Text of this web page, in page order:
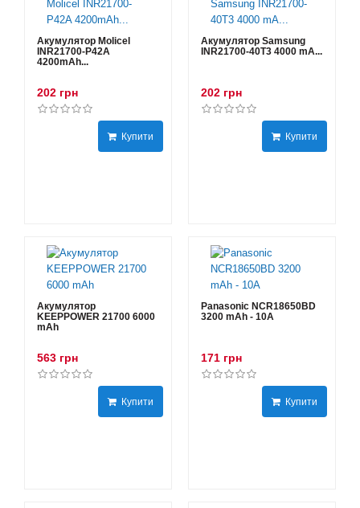
Акумулятор Molicel
INR21700-P42A
4200mAh...
202 грн
Купити
Акумулятор Samsung
INR21700-40T3 4000 mA...
202 грн
Купити
Акумулятор
KEEPPOWER 21700 6000
mAh
563 грн
Купити
Panasonic NCR18650BD
3200 mAh - 10А
171 грн
Купити